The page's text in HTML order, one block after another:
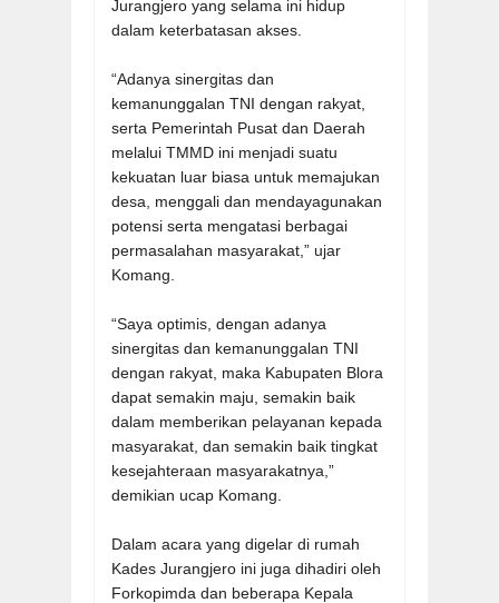
Jurangjero yang selama ini hidup
dalam keterbatasan akses.
“Adanya sinergitas dan
kemanunggalan TNI dengan rakyat,
serta Pemerintah Pusat dan Daerah
melalui TMMD ini menjadi suatu
kekuatan luar biasa untuk memajukan
desa, menggali dan mendayagunakan
potensi serta mengatasi berbagai
permasalahan masyarakat,” ujar
Komang.
“Saya optimis, dengan adanya
sinergitas dan kemanunggalan TNI
dengan rakyat, maka Kabupaten Blora
dapat semakin maju, semakin baik
dalam memberikan pelayanan kepada
masyarakat, dan semakin baik tingkat
kesejahteraan masyarakatnya,”
demikian ucap Komang.
Dalam acara yang digelar di rumah
Kades Jurangjero ini juga dihadiri oleh
Forkopimda dan beberapa Kepala